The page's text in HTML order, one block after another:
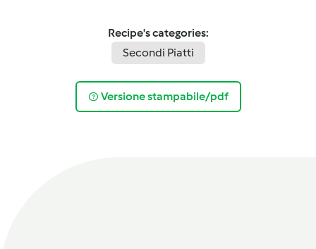
Recipe's categories:
Secondi Piatti
Versione stampabile/pdf